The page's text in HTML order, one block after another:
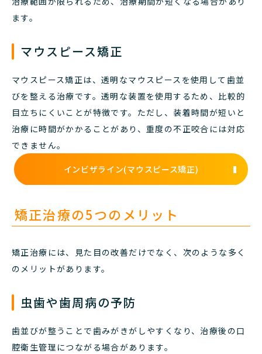
ます。
マウスピース矯正
マウスピース矯正は、透明なマウスピースを使用して歯並
びを整える治療です。透明な装置を使用するため、比較的
目立ちにくいことが特徴です。ただし、装着時間が短いと
治療に時間がかかることがあり、重度の不正咬合には対応
できません。
インビザライン(マウスピース矯正)
矯正治療の5つのメリット
矯正治療には、見た目の改善だけでなく、次のような多く
のメリットがあります。
虫歯や歯周病の予防
歯並びが整うことで歯みがきがしやすくなり、治療後の口
腔衛生管理につながる場合があります。